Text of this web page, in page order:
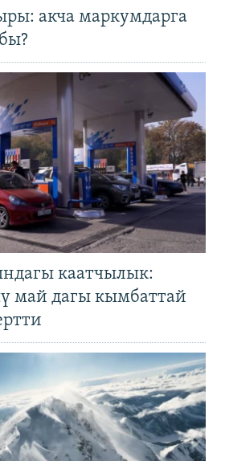
акча маркумдарга
каатчылык:
май дагы кымбаттай